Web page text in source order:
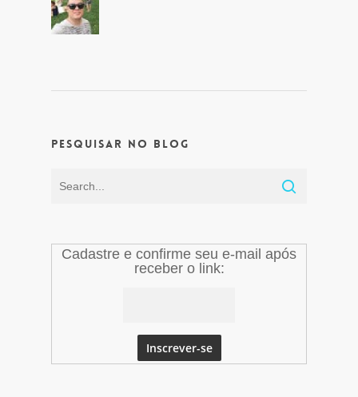
Pesquisar no Blog
Cadastre e confirme seu e-mail após
receber o link: